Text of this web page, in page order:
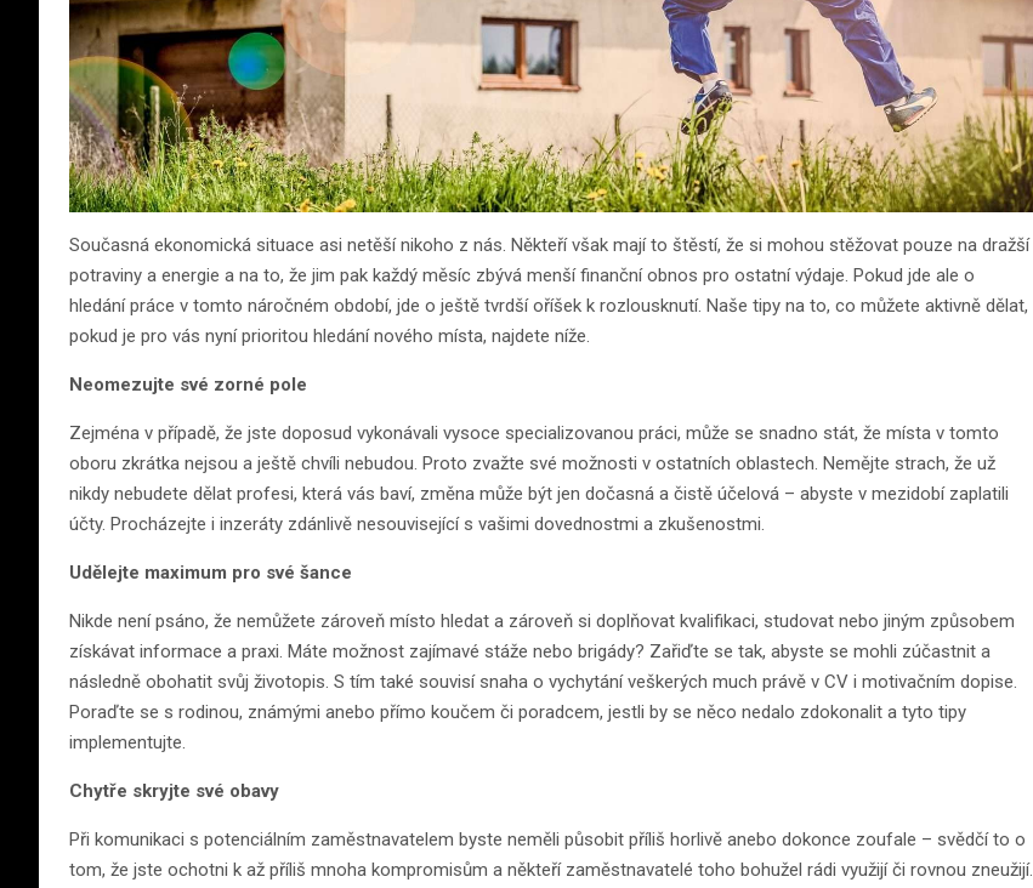
Současná ekonomická situace asi netěší nikoho z nás. Někteří však mají to štěstí, že si mohou stěžovat pouze na dražší
potraviny a energie a na to, že jim pak každý měsíc zbývá menší finanční obnos pro ostatní výdaje. Pokud jde ale o
hledání práce v tomto náročném období, jde o ještě tvrdší oříšek k rozlousknutí. Naše tipy na to, co můžete aktivně dělat,
pokud je pro vás nyní prioritou hledání nového místa, najdete níže.
Neomezujte své zorné pole
Zejména v případě, že jste doposud vykonávali vysoce specializovanou práci, může se snadno stát, že místa v tomto
oboru zkrátka nejsou a ještě chvíli nebudou. Proto zvažte své možnosti v ostatních oblastech. Nemějte strach, že už
nikdy nebudete dělat profesi, která vás baví, změna může být jen dočasná a čistě účelová – abyste v mezidobí zaplatili
účty. Procházejte i inzeráty zdánlivě nesouvisející s vašimi dovednostmi a zkušenostmi.
Udělejte maximum pro své šance
Nikde není psáno, že nemůžete zároveň místo hledat a zároveň si doplňovat kvalifikaci, studovat nebo jiným způsobem
získávat informace a praxi. Máte možnost zajímavé stáže nebo brigády? Zařiďte se tak, abyste se mohli zúčastnit a
následně obohatit svůj životopis. S tím také souvisí snaha o vychytání veškerých much právě v CV i motivačním dopise.
Poraďte se s rodinou, známými anebo přímo koučem či poradcem, jestli by se něco nedalo zdokonalit a tyto tipy
implementujte.
Chytře skryjte své obavy
Při komunikaci s potenciálním zaměstnavatelem byste neměli působit příliš horlivě anebo dokonce zoufale – svědčí to o
tom, že jste ochotni k až příliš mnoha kompromisům a někteří zaměstnavatelé toho bohužel rádi využijí či rovnou zneužijí.